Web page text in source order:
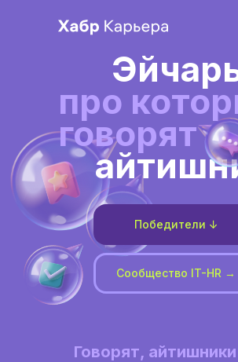
Говорят,
про
говорят
Победители ↓
Сообщество IT-HR →